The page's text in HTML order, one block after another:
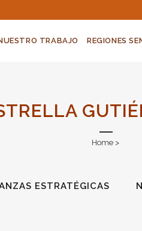
TRABAJO REGIONES
Home>
ESTRATÉGICAS